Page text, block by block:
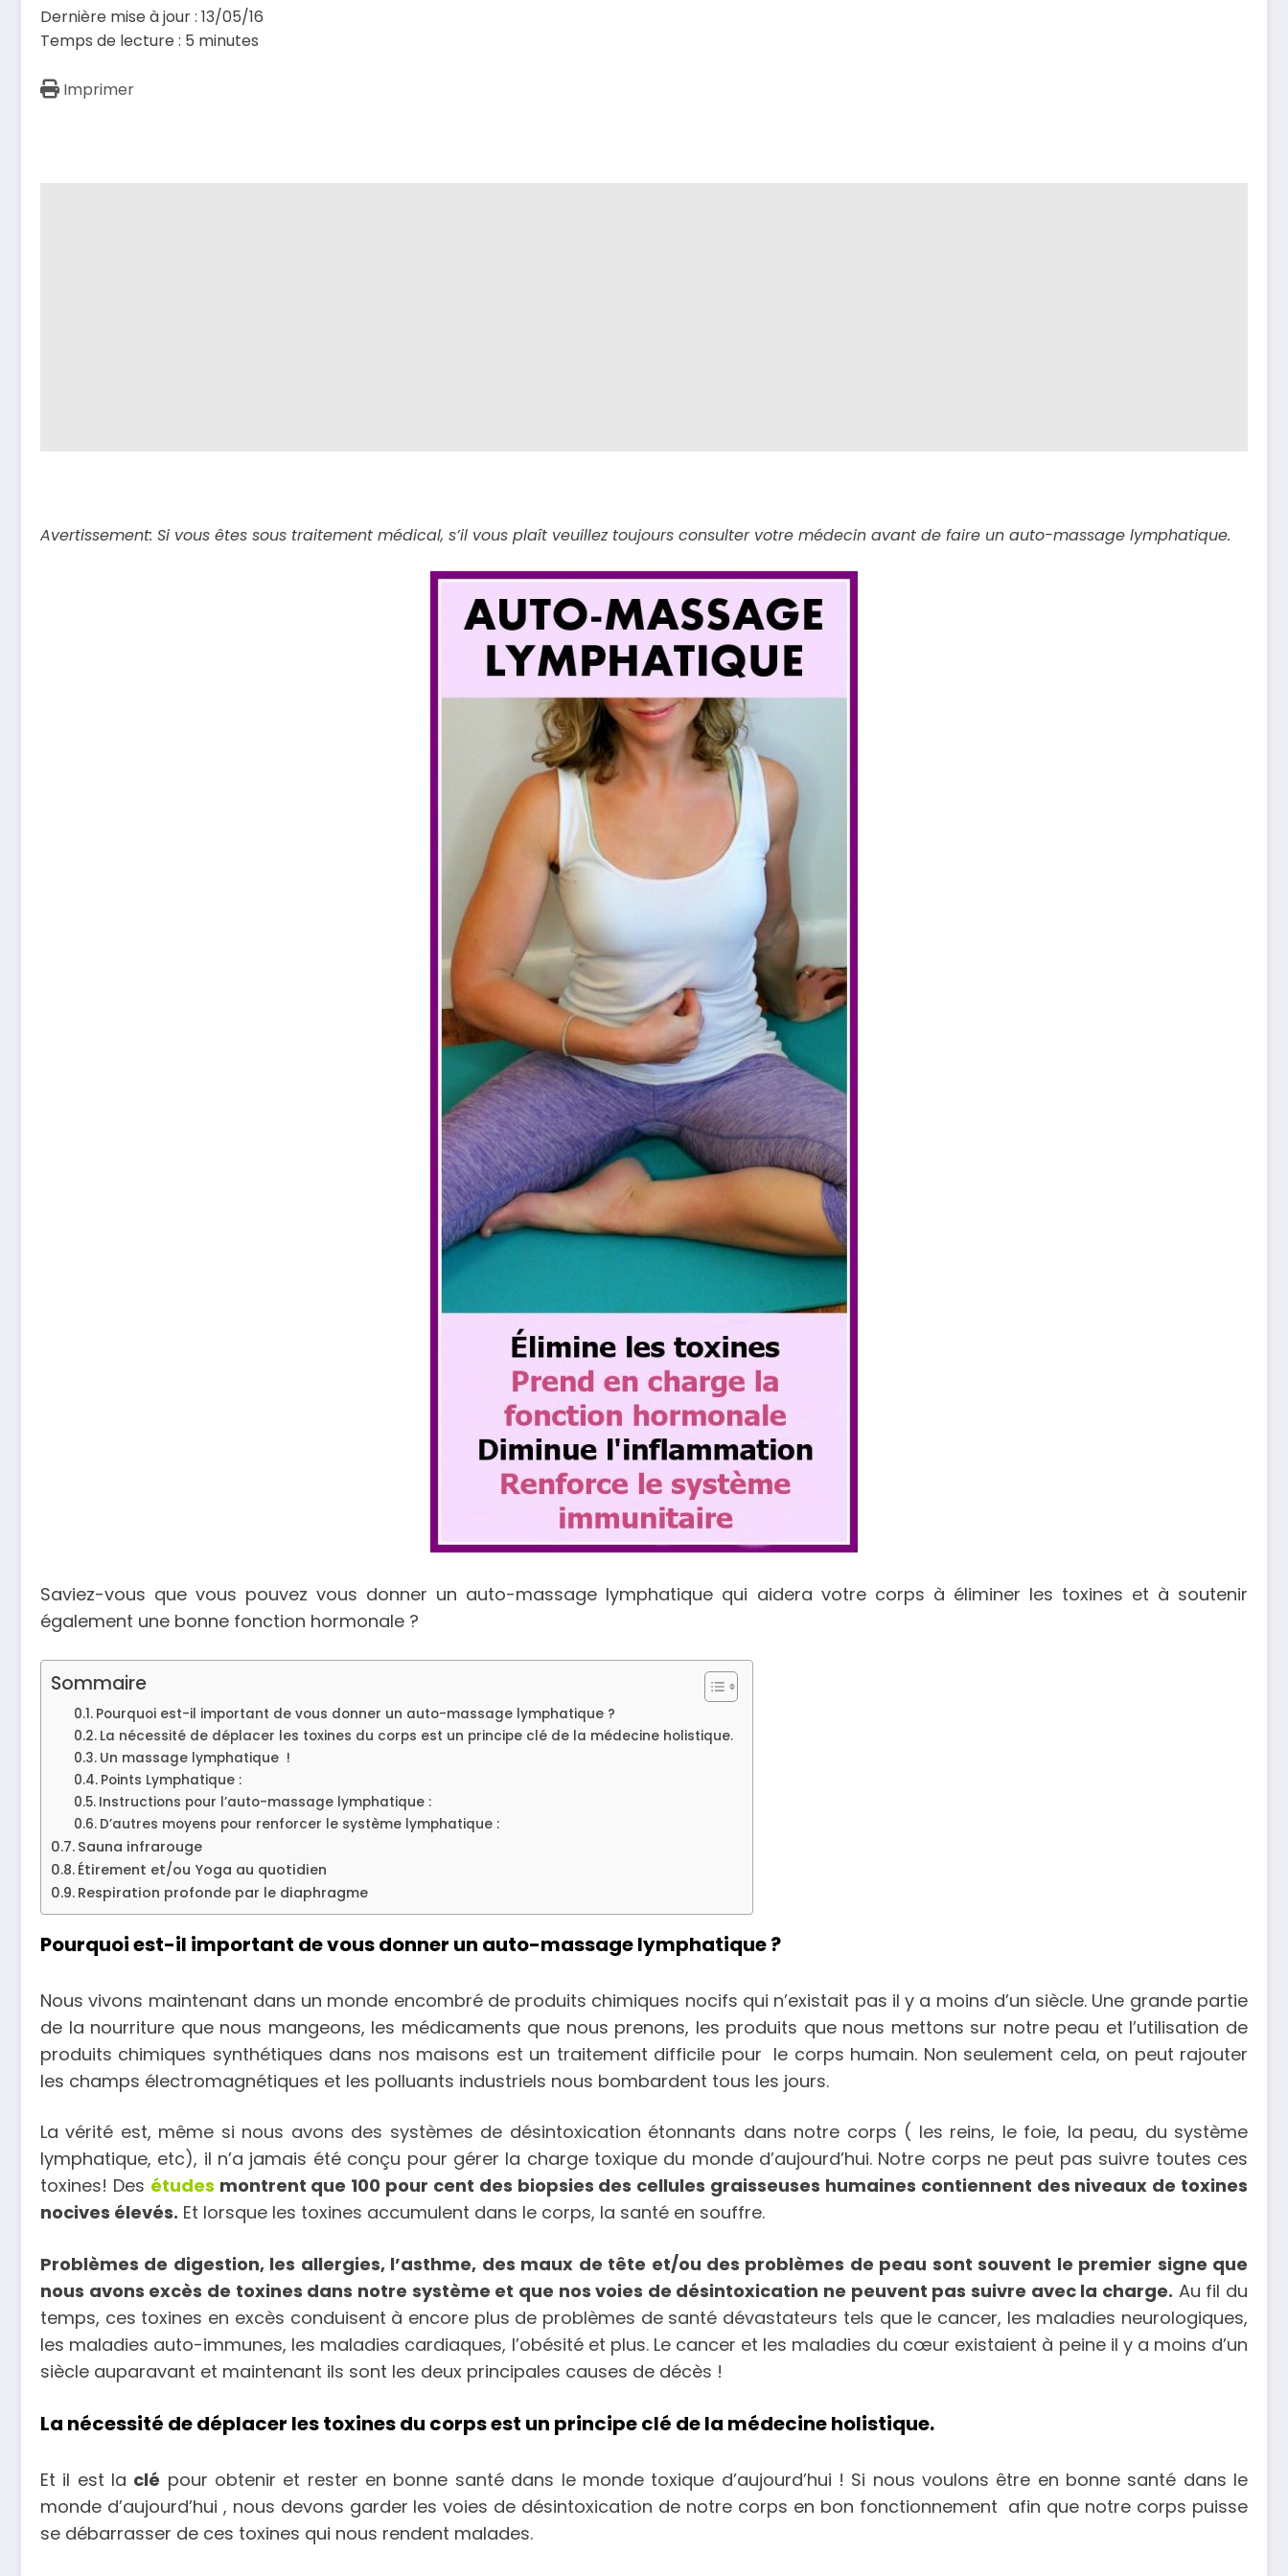
Dernière mise à jour : 13/05/16
Temps de lecture : 5 minutes
Imprimer
Avertissement: Si vous êtes sous traitement médical, s’il vous plaît veuillez toujours consulter votre médecin avant de faire un auto-massage lymphatique.
Saviez-vous que vous pouvez vous donner un auto-massage lymphatique qui aidera votre corps à éliminer les toxines et à soutenir
également une bonne fonction hormonale ?
Sommaire
Pourquoi est-il important de vous donner un auto-massage lymphatique ?
La nécessité de déplacer les toxines du corps est un principe clé de la médecine holistique.
Un massage lymphatique !
Points Lymphatique :
Instructions pour l’auto-massage lymphatique :
D’autres moyens pour renforcer le système lymphatique :
Sauna infrarouge
Étirement et/ou Yoga au quotidien
Respiration profonde par le diaphragme
Pourquoi est-il important de vous donner un auto-massage lymphatique ?
Nous vivons maintenant dans un monde encombré de produits chimiques nocifs qui n’existait pas il y a moins d’un siècle. Une grande partie
de la nourriture que nous mangeons, les médicaments que nous prenons, les produits que nous mettons sur notre peau et l’utilisation de
produits chimiques synthétiques dans nos maisons est un traitement difficile pour le corps humain. Non seulement cela, on peut rajouter
les champs électromagnétiques et les polluants industriels nous bombardent tous les jours.
La vérité est, même si nous avons des systèmes de désintoxication étonnants dans notre corps ( les reins, le foie, la peau, du système
lymphatique, etc), il n’a jamais été conçu pour gérer la charge toxique du monde d’aujourd’hui. Notre corps ne peut pas suivre toutes ces
toxines! Des études montrent que 100 pour cent des biopsies des cellules graisseuses humaines contiennent des niveaux de toxines
nocives élevés. Et lorsque les toxines accumulent dans le corps, la santé en souffre.
Problèmes de digestion, les allergies, l’asthme, des maux de tête et/ou des problèmes de peau sont souvent le premier signe que
nous avons excès de toxines dans notre système et que nos voies de désintoxication ne peuvent pas suivre avec la charge. Au fil du
temps, ces toxines en excès conduisent à encore plus de problèmes de santé dévastateurs tels que le cancer, les maladies neurologiques,
les maladies auto-immunes, les maladies cardiaques, l’obésité et plus. Le cancer et les maladies du cœur existaient à peine il y a moins d’un
siècle auparavant et maintenant ils sont les deux principales causes de décès !
La nécessité de déplacer les toxines du corps est un principe clé de la médecine holistique.
Et il est la clé pour obtenir et rester en bonne santé dans le monde toxique d’aujourd’hui ! Si nous voulons être en bonne santé dans le
monde d’aujourd’hui , nous devons garder les voies de désintoxication de notre corps en bon fonctionnement afin que notre corps puisse
se débarrasser de ces toxines qui nous rendent malades.